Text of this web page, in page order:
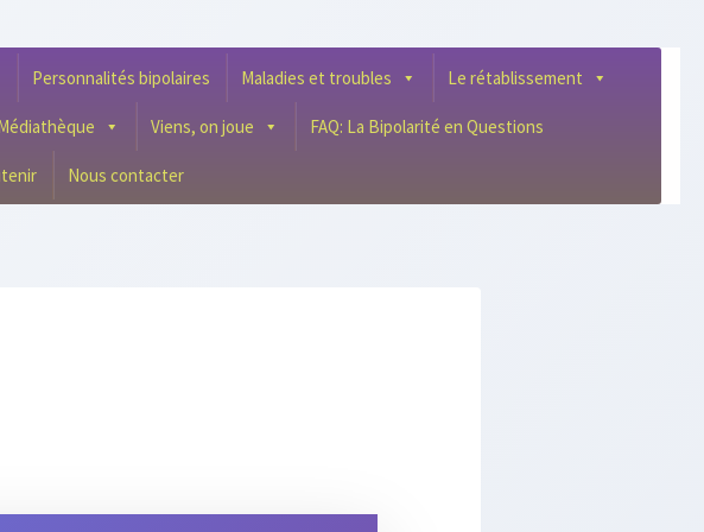
Personnalités bipolaires Maladies et troubles Le rétablissement
Viens, on joue FAQ: La Bipolarité en Questions
Nous contacter